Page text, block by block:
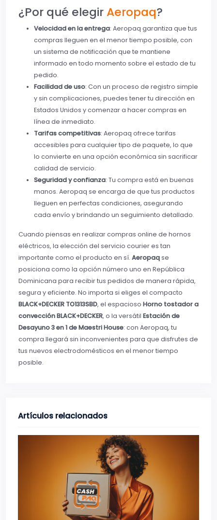
¿Por qué elegir Aeropaq?
Velocidad en la entrega: Aeropaq garantiza que tus
compras lleguen en el menor tiempo posible, con
un sistema de notificación que te mantiene
informado en todo momento sobre el estado de tu
pedido.
Facilidad de uso: Con un proceso de registro simple
y sin complicaciones, puedes tener tu dirección en
Estados Unidos y comenzar a hacer compras en
línea de inmediato.
Tarifas competitivas: Aeropaq ofrece tarifas
accesibles para cualquier tipo de paquete, lo que
lo convierte en una opción económica sin sacrificar
calidad de servicio.
Seguridad y confianza: Tu compra está en buenas
manos. Aeropaq se encarga de que tus productos
lleguen en perfectas condiciones, asegurando
cada envío y brindando un seguimiento detallado.
Cuando piensas en realizar compras online de hornos
eléctricos, la elección del servicio courier es tan
importante como el producto en sí. Aeropaqse
posiciona como la opción número uno en República
Dominicana para recibir tus pedidos de manera rápida,
segura y eficiente. No importa si eliges el compacto
BLACK+DECKER TO1313SBD, el espacioso Horno tostador a
convección BLACK+DECKER, o la versátil Estación de
Desayuno 3 en 1 de Maestri House: con Aeropaq, tu
compra llegará sin inconvenientes para que disfrutes de
tus nuevos electrodomésticos en el menor tiempo
posible.
Artículos relacionados